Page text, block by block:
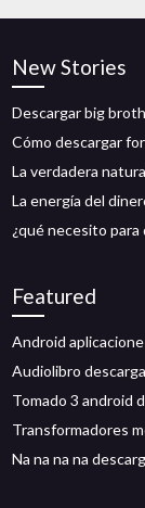
New Stories
Descargar big
Cómo descargar
La verdadera
La energía del
¿qué necesito para
Featured
Android
Audiolibro
Tomado 3 android
Transformadores
Na na na na